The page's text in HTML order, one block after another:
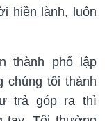
hiền lành, luôn
thành phố lập
chúng tôi thành
trả góp ra thì